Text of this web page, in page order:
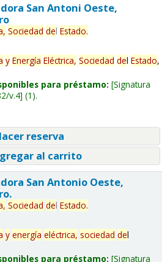
San Antoni Oeste,
Sociedad del Estado.
y Energía Eléctrica, Sociedad del Estado,
para préstamo: Signatura
v.4 (1).
reserva
al carrito
San Antonio Oeste,
Sociedad del Estado.
y energía eléctrica, sociedad del
para préstamo: Signatura